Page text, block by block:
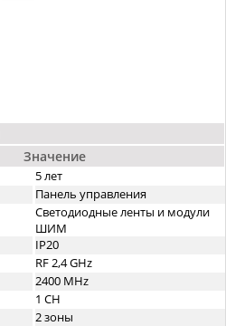
Значение
5 лет
Панель управления
Светодиодные ленты и модули
ШИМ
IP20
RF 2,4 GHz
2400 MHz
1 CH
2 зоны